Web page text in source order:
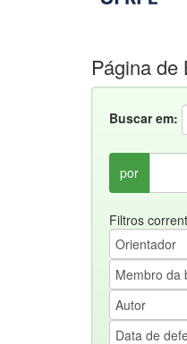
Página de
Buscar em:
por
Filtros